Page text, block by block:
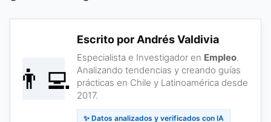
👨‍💻
Escrito por Andrés Valdivia
Especialista e Investigador en Empleo.
Analizando tendencias y creando guías
prácticas en Chile y Latinoamérica desde
2017.
✨ Datos analizados y verificados con IA